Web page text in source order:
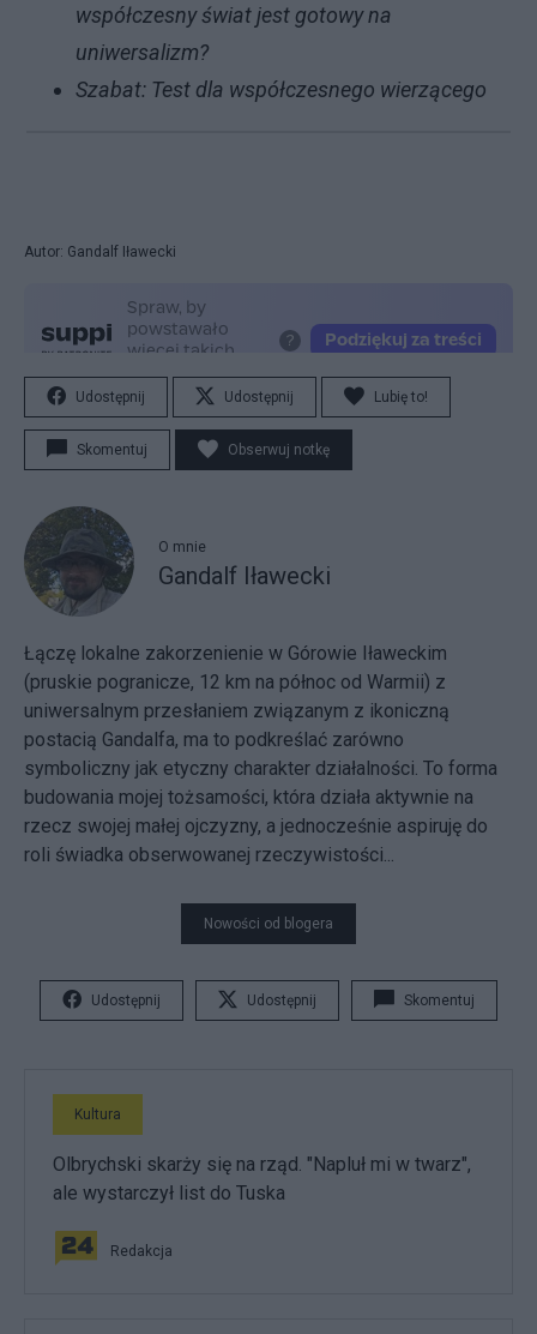
współczesny świat jest gotowy na
uniwersalizm?
Szabat: Test dla współczesnego wierzącego
Autor: Gandalf Iławecki
Udostępnij Udostępnij Lubię to!
Skomentuj Obserwuj notkę
O mnie
Gandalf Iławecki
Łączę lokalne zakorzenienie w Górowie Iławeckim
(pruskie pogranicze, 12 km na północ od Warmii) z
uniwersalnym przesłaniem związanym z ikoniczną
postacią Gandalfa, ma to podkreślać zarówno
symboliczny jak etyczny charakter działalności. To forma
budowania mojej tożsamości, która działa aktywnie na
rzecz swojej małej ojczyzny, a jednocześnie aspiruję do
roli świadka obserwowanej rzeczywistości...
Nowości od blogera
Udostępnij Udostępnij Skomentuj
Kultura
Olbrychski skarży się na rząd. "Napluł mi w twarz",
ale wystarczył list do Tuska
Redakcja